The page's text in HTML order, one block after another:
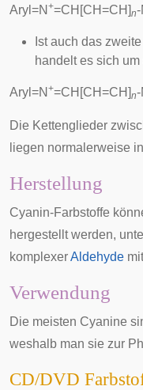
Aryl=N +=CH[CH=CH]n-
Ist auch das
handelt es sich um
Aryl=N +=CH[CH=CH]n-
Die Kettenglieder
liegen normalerweise
Herstellung
Cyanin-Farbstoffe
hergestellt werden,
komplexerAldehyde
Verwendung
Die meisten Cyanine
weshalb man sie zur
CD/DVD